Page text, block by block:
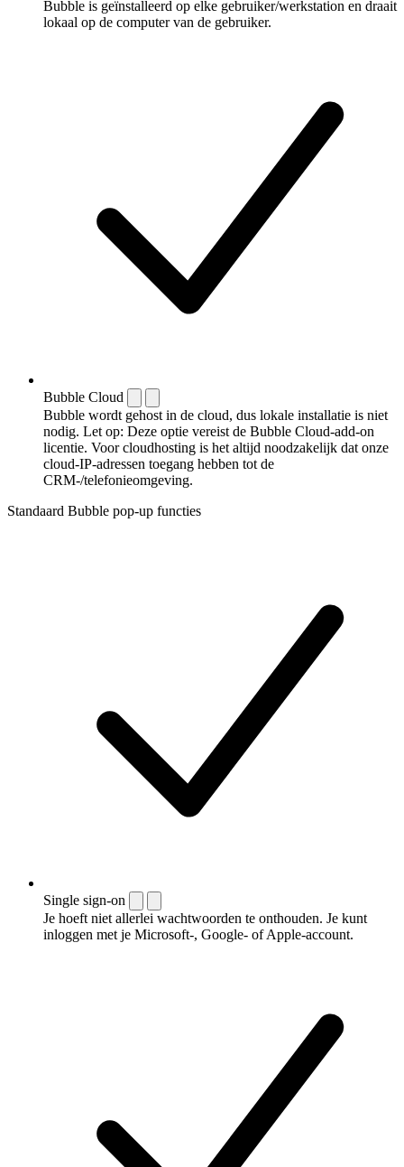
Bubble is geïnstalleerd op elke gebruiker/werkstation en draait
lokaal op de computer van de gebruiker.
Bubble Cloud
Bubble wordt gehost in de cloud, dus lokale installatie is niet
nodig. Let op: Deze optie vereist de Bubble Cloud-add-on
licentie. Voor cloudhosting is het altijd noodzakelijk dat onze
cloud-IP-adressen toegang hebben tot de
CRM-/telefonieomgeving.
Standaard Bubble pop-up functies
Single sign-on
Je hoeft niet allerlei wachtwoorden te onthouden. Je kunt
inloggen met je Microsoft-, Google- of Apple-account.